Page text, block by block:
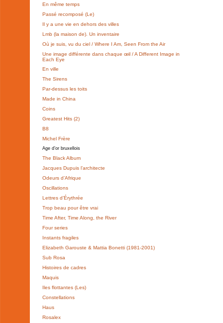
En même temps
Passé recomposé (Le)
Il y a une vie en dehors des villes
Lmb (la maison de). Un inventaire
Où je suis, vu du ciel / Where I Am, Seen From the Air
Une image différente dans chaque œil / A Different Image in
Each Eye
En ville
The Sirens
Par-dessus les toits
Made in China
Coins
Greatest Hits (2)
B8
Michel Frère
Age d’or bruxellois
The Black Album
Jacques Dupuis l’architecte
Odeurs d’Afrique
Oscillations
Lettres d’Érythrée
Trop beau pour être vrai
Time After, Time Along, the River
Four series
Instants fragiles
Elizabeth Garouste & Mattia Bonetti (1981-2001)
Sub Rosa
Histoires de cadres
Maquis
Iles flottantes (Les)
Constellations
Haus
Rosalex